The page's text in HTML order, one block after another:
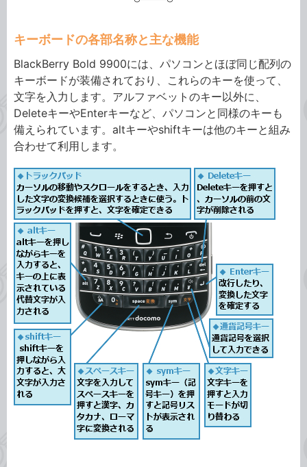
キーボードの各部名称と主な機能
BlackBerry Bold 9900には、パソコンとほぼ同じ配列の
キーボードが装備されており、これらのキーを使って、
文字を入力します。アルファベットのキー以外に、
DeleteキーやEnterキーなど、パソコンと同様のキーも
備えられています。altキーやshiftキーは他のキーと組み
合わせて利用します。